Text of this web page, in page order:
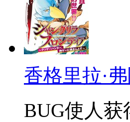
香格里拉·
BUG使人获